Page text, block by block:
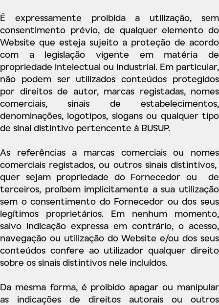
É expressamente proibida a utilização, sem
consentimento prévio, de qualquer elemento do
Website que esteja sujeito a proteção de acordo
com a legislação vigente em matéria de
propriedade intelectual ou industrial. Em particular,
não podem ser utilizados conteúdos protegidos
por direitos de autor, marcas registadas, nomes
comerciais, sinais de estabelecimentos,
denominações, logotipos, slogans ou qualquer tipo
de sinal distintivo pertencente à BUSUP.
As referências a marcas comerciais ou nomes
comerciais registados, ou outros sinais distintivos,
quer sejam propriedade do Fornecedor ou de
terceiros, proíbem implicitamente a sua utilização
sem o consentimento do Fornecedor ou dos seus
legítimos proprietários. Em nenhum momento,
salvo indicação expressa em contrário, o acesso,
navegação ou utilização do Website e/ou dos seus
conteúdos confere ao utilizador qualquer direito
sobre os sinais distintivos nele incluídos.
Da mesma forma, é proibido apagar ou manipular
as indicações de direitos autorais ou outros